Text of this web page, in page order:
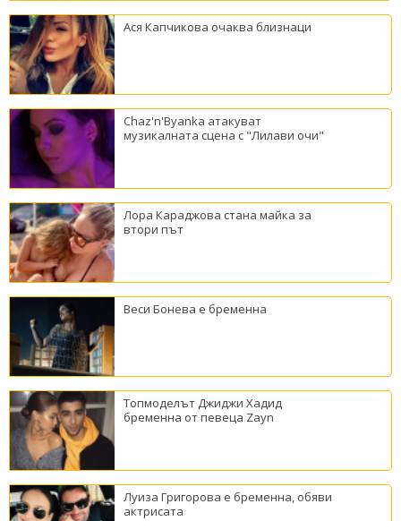
Ася Капчикова очаква близнаци
Chaz'n'Byanka атакуват
музикалната сцена с "Лилави очи"
Лора Караджова стана майка за
втори път
Веси Бонева е бременна
Топмоделът Джиджи Хадид
бременна от певеца Zayn
Луиза Григорова е бременна, обяви
актрисата